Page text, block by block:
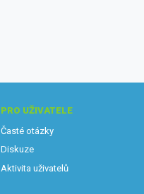
PRO UŽIVATELE
Časté otázky
Diskuze
Aktivita uživatelů